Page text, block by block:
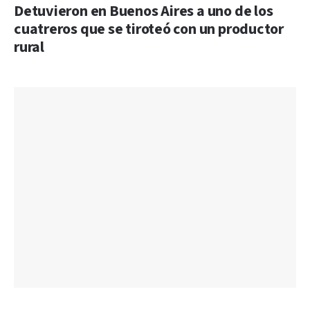
Detuvieron en Buenos Aires a uno de los
cuatreros que se tiroteó con un productor
rural